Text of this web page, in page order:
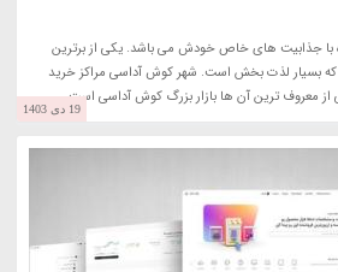
با جذابیت های خاص خودش می باشد. یکی از برترین
بسیار لذت بخش است. شهر کوش آداسی مراکز خرید
از معروف ترین آن ها بازار بزرگ کوش آداسی است.
19 دی 1403